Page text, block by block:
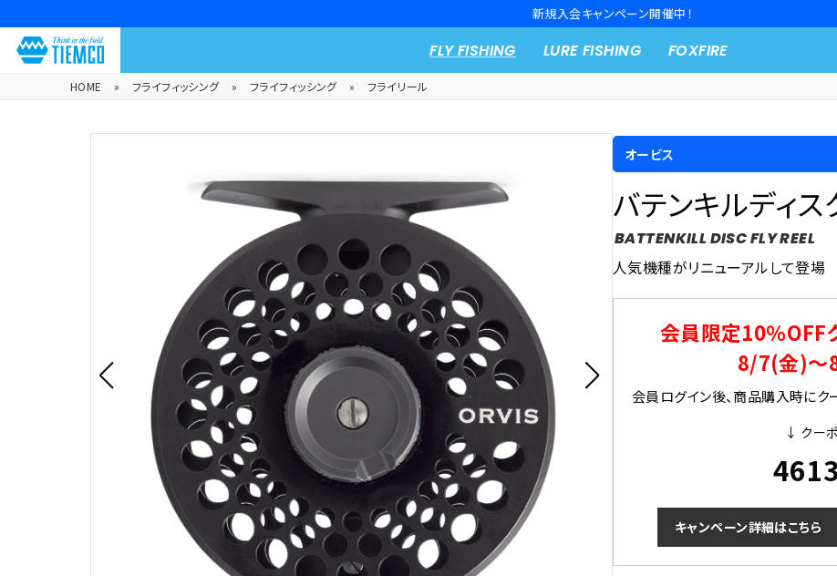
10,000円以上の購入で送料無料※一部対象外商品もございます。
FLY FISHING LURE FISHING FOXFIRE
HOME » フライフィッシング » フライフィッシング » フライリール
オービス
バテンキルディス
BATTENKILL DISC FLY REEL
人気機種がリニューアルして登場
会員限定10％OFF
8/7(金)～
会員ログイン後、商品購入時にク
↓ クー
キャンペーン詳細はこちら